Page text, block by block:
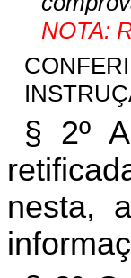
NOTA:
§ 2º
nesta,